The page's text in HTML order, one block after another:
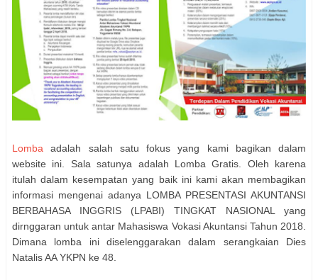
Lomba adalah salah satu fokus yang kami bagikan dalam
website ini. Sala satunya adalah Lomba Gratis. Oleh karena
itulah dalam kesempatan yang baik ini kami akan membagikan
informasi mengenai adanya LOMBA PRESENTASI AKUNTANSI
BERBAHASA INGGRIS (LPABI) TINGKAT NASIONAL yang
dirnggaran untuk antar Mahasiswa Vokasi Akuntansi Tahun 2018.
Dimana lomba ini diselenggarakan dalam serangkaian Dies
Natalis AA YKPN ke 48.